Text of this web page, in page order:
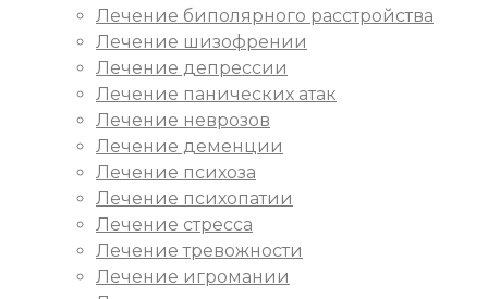
Лечение биполярного расстройства
Лечение шизофрении
Лечение депрессии
Лечение панических атак
Лечение неврозов
Лечение деменции
Лечение психоза
Лечение психопатии
Лечение стресса
Лечение тревожности
Лечение игромании